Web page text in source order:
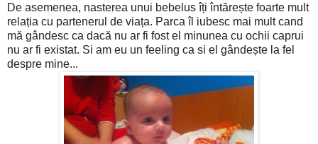
De asemenea, nasterea unui bebelus îți întărește foarte mult
relația cu partenerul de viața. Parca îl iubesc mai mult cand
mă gândesc ca dacă nu ar fi fost el minunea cu ochii caprui
nu ar fi existat. Si am eu un feeling ca si el gândește la fel
despre mine...